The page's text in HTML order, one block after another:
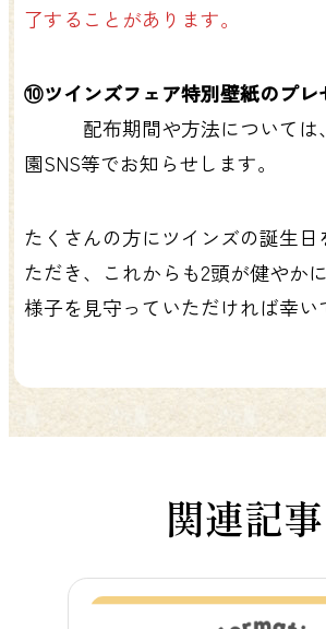
了することがあります。
⑩ツインズフェア特別壁紙のプレ
配布期間や方法については
園SNS等でお知らせします。
たくさんの方にツインズの誕生日
ただき、これからも2頭が健やか
様子を見守っていただければ幸い
関連記事